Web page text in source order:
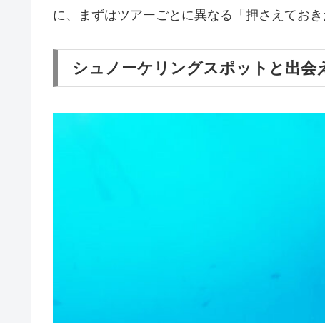
に、まずはツアーごとに異なる「押さえてお
シュノーケリングスポットと出会